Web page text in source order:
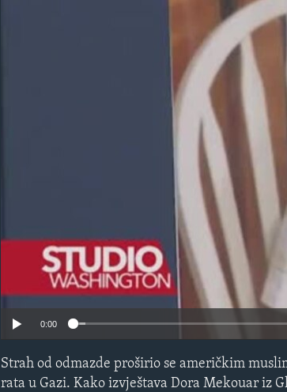
0:00
Strah od odmazde proširio se američkim
rata u Gazi. Kako izvještava Dora Mekouar iz